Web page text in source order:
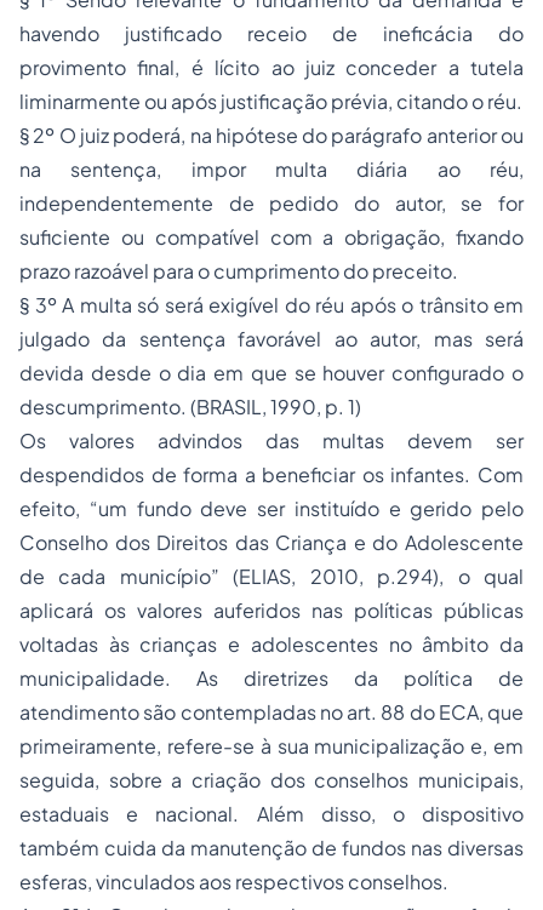
havendo justificado receio de ineficácia do
provimento final, é lícito ao juiz conceder a tutela
liminarmente ou após justificação prévia, citando o réu.
§ 2º O juiz poderá, na hipótese do parágrafo anterior ou
na sentença, impor multa diária ao réu,
independentemente de pedido do autor, se for
suficiente ou compatível com a obrigação, fixando
prazo razoável para o cumprimento do preceito.
§ 3º A multa só será exigível do réu após o trânsito em
julgado da sentença favorável ao autor, mas será
devida desde o dia em que se houver configurado o
descumprimento. (BRASIL, 1990, p. 1)
Os valores advindos das multas devem ser
despendidos de forma a beneficiar os infantes. Com
efeito, “um fundo deve ser instituído e gerido pelo
Conselho dos Direitos das Criança e do Adolescente
de cada município” (ELIAS, 2010, p.294), o qual
aplicará os valores auferidos nas políticas públicas
voltadas às crianças e adolescentes no âmbito da
municipalidade. As diretrizes da política de
atendimento são contempladas no art. 88 do ECA, que
primeiramente, refere-se à sua municipalização e, em
seguida, sobre a criação dos conselhos municipais,
estaduais e nacional. Além disso, o dispositivo
também cuida da manutenção de fundos nas diversas
esferas, vinculados aos respectivos conselhos.